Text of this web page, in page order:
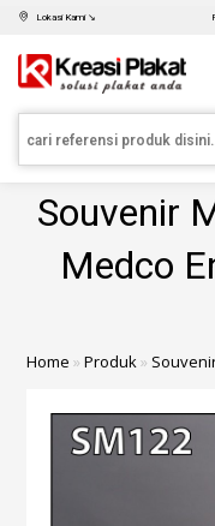
Lokasi Kami ↘
Souvenir
Medco
Home »Produk»